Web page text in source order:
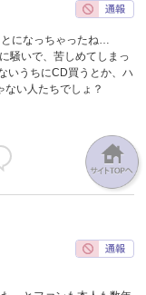
になっちゃったね…
騒いで、苦しめてしまっ
いうちにCD買うとか、ハ
い人たちでしょ？